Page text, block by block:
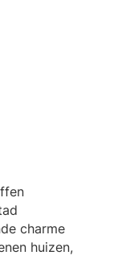
charme
huizen,